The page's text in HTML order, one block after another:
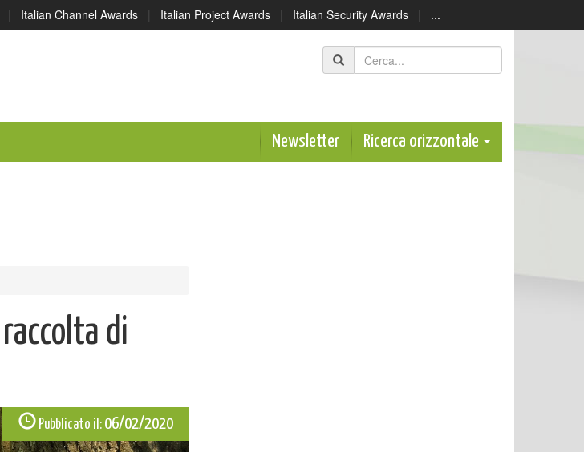
| Italian Channel Awards | Italian Project Awards | Italian Security Awards | ...
Newsletter Ricerca orizzontale
di
Pubblicato il: 06/02/2020